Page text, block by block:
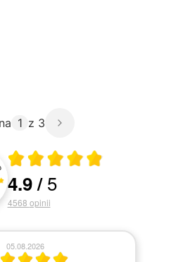
z 3
Oceny i recenzje klientów
Średnia ocena 4.9 z 5
4.9/5
4568 opinii
05.08.2026